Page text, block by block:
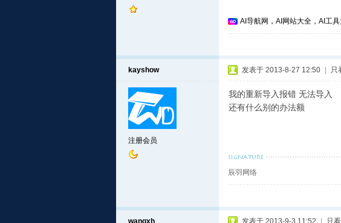
AI导航网，AI网站大全，AI工
kayshow
注册会员
发表于 2013-8-27 12:50 只
我的重新导入报错 无法导入
还有什么别的办法额
辰羽网络
wangxh 发表于 2013-9-3 11:52 只